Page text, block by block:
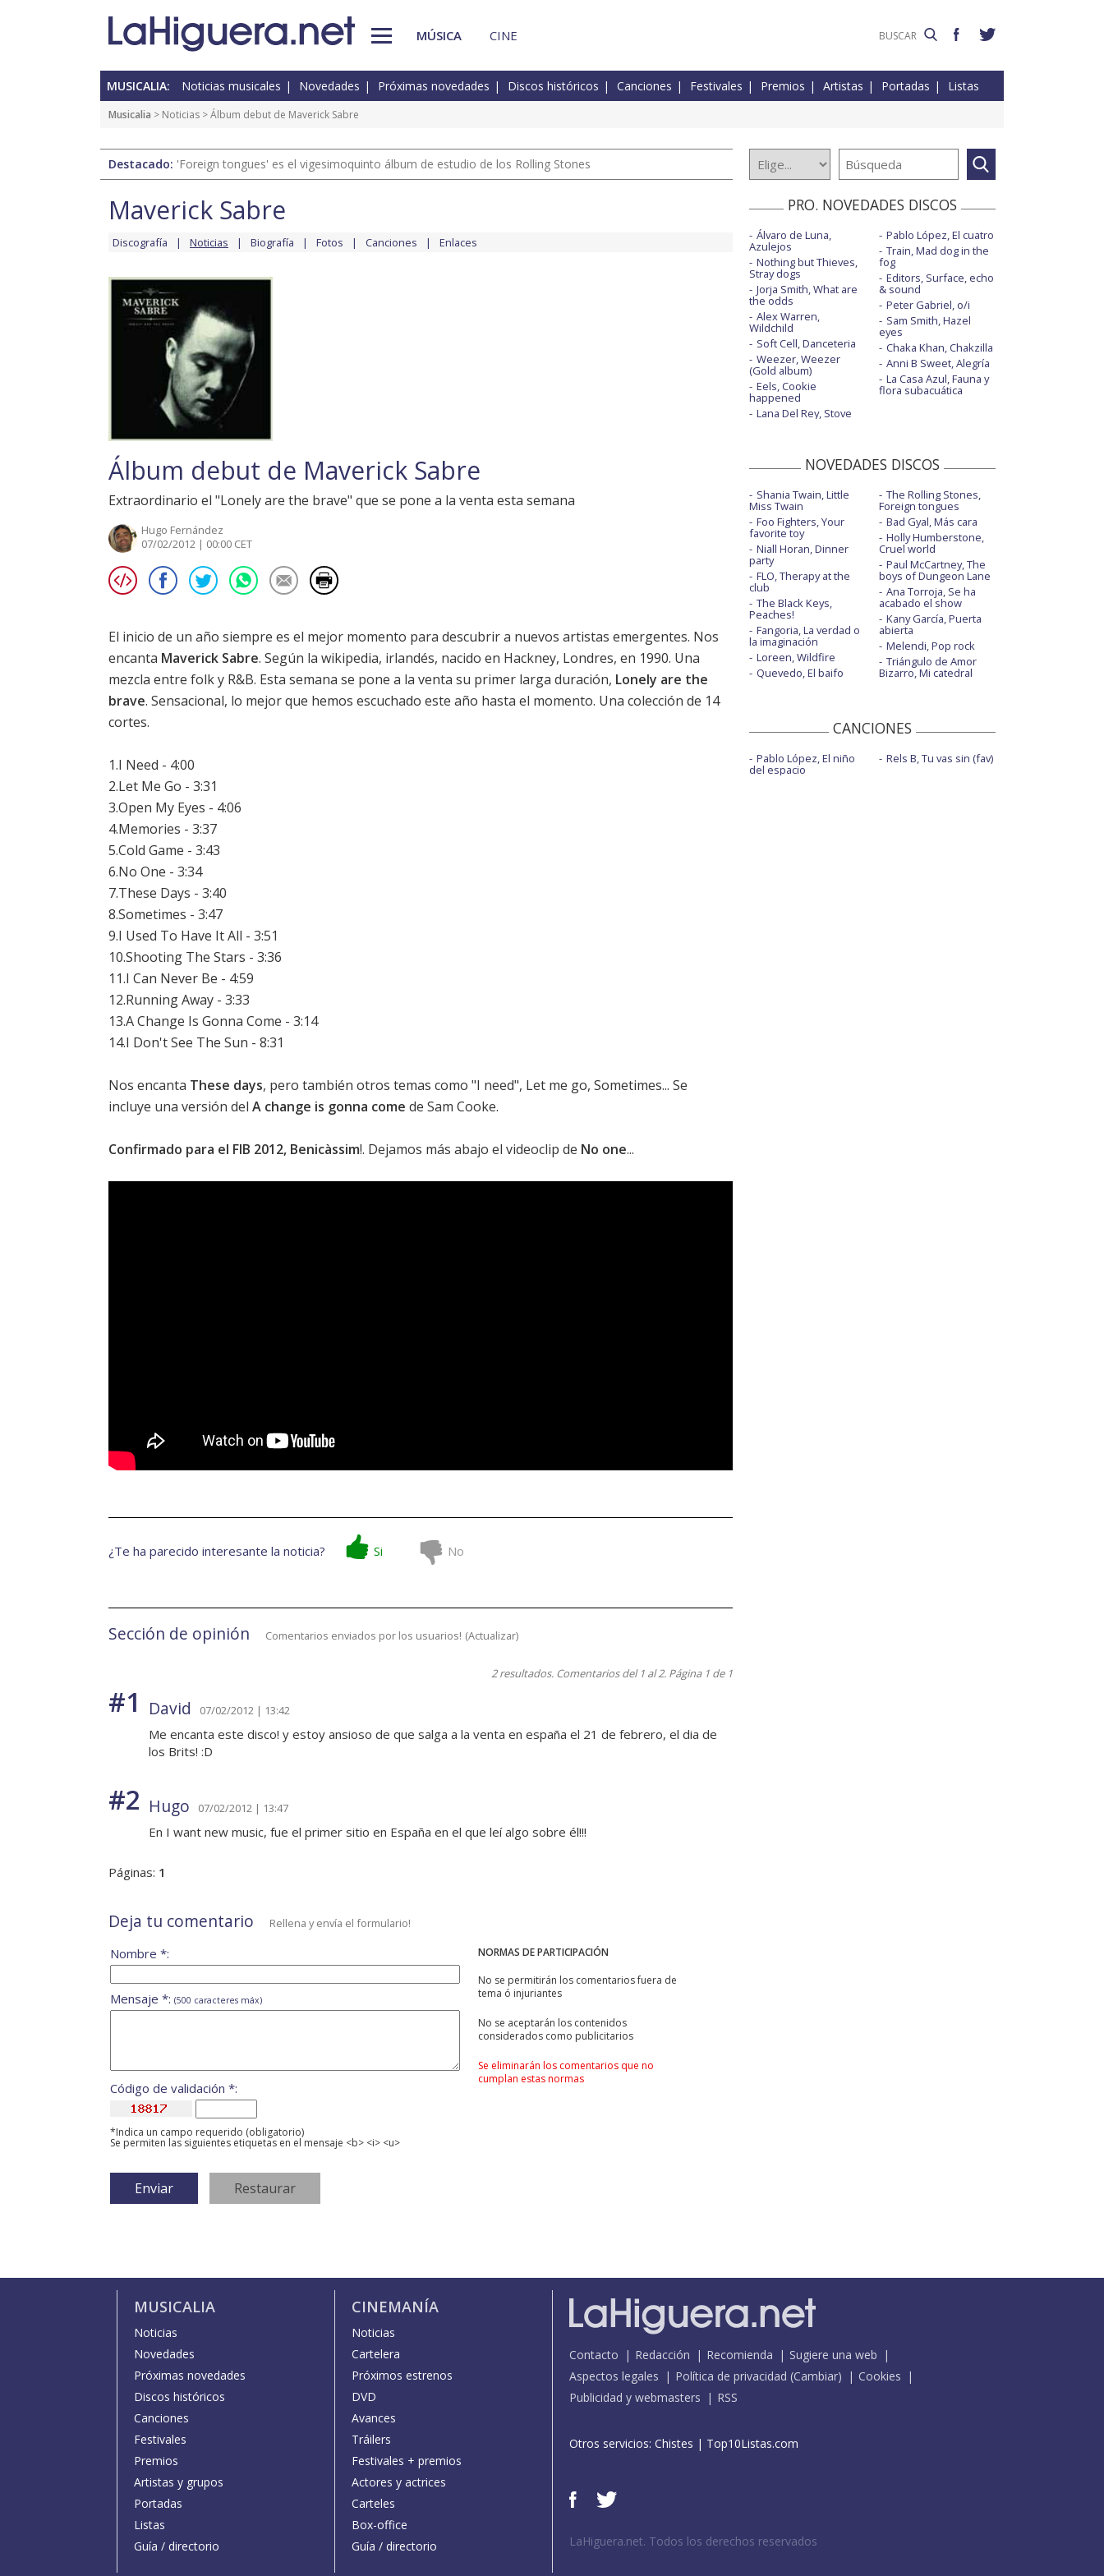
MÚSICA CINE
MUSICALIA: Noticias musicales Novedades Próximas novedades Discos históricos Canciones Festivales Premios Artistas Portadas Listas
Musicalia > Noticias > Álbum debut de Maverick Sabre
Destacado: 'Foreign tongues' es el vigesimoquinto álbum de estudio de los Rolling Stones
Maverick Sabre
Discografía Noticias Biografía Fotos Canciones Enlaces
Álbum debut de Maverick Sabre
Extraordinario el "Lonely are the brave" que se pone a la venta esta semana
Hugo Fernández
07/02/2012 | 00:00 CET
El inicio de un año siempre es el mejor momento para descubrir a nuevos artistas emergentes. Nos
encanta Maverick Sabre. Según la wikipedia, irlandés, nacido en Hackney, Londres, en 1990. Una
mezcla entre folk y R&B. Esta semana se pone a la venta su primer larga duración, Lonely are the
brave. Sensacional, lo mejor que hemos escuchado este año hasta el momento. Una colección de 14
cortes.
1.I Need - 4:00
2.Let Me Go - 3:31
3.Open My Eyes - 4:06
4.Memories - 3:37
5.Cold Game - 3:43
6.No One - 3:34
7.These Days - 3:40
8.Sometimes - 3:47
9.I Used To Have It All - 3:51
10.Shooting The Stars - 3:36
11.I Can Never Be - 4:59
12.Running Away - 3:33
13.A Change Is Gonna Come - 3:14
14.I Don't See The Sun - 8:31
Nos encanta These days, pero también otros temas como "I need", Let me go, Sometimes... Se
incluye una versión del A change is gonna come de Sam Cooke.
Confirmado para el FIB 2012, Benicàssim!. Dejamos más abajo el videoclip de No one...
¿Te ha parecido interesante la noticia? Si No
Sección de opinión Comentarios enviados por los usuarios! (Actualizar)
2 resultados. Comentarios del 1 al 2. Página 1 de 1
#1 David 07/02/2012 | 13:42
Me encanta este disco! y estoy ansioso de que salga a la venta en españa el 21 de febrero, el dia de
los Brits! :D
#2 Hugo 07/02/2012 | 13:47
En I want new music, fue el primer sitio en España en el que leí algo sobre él!!!
Páginas: 1
Deja tu comentario Rellena y envía el formulario!
NORMAS DE PARTICIPACIÓN
No se permitirán los comentarios fuera de
tema ó injuriantes
No se aceptarán los contenidos
considerados como publicitarios
Se eliminarán los comentarios que no
cumplan estas normas
Nombre *:
Mensaje *: (500 caracteres máx)
Código de validación *:
*Indica un campo requerido (obligatorio)
Se permiten las siguientes etiquetas en el mensaje <b> <i> <u>
PRO. NOVEDADES DISCOS
Álvaro de Luna,
Azulejos
Nothing but Thieves,
Stray dogs
Jorja Smith, What are
the odds
Alex Warren,
Wildchild
Soft Cell, Danceteria
Weezer, Weezer
(Gold album)
Eels, Cookie
happened
Lana Del Rey, Stove
Pablo López, El cuatro
Train, Mad dog in the
fog
Editors, Surface, echo
& sound
Peter Gabriel, o/i
Sam Smith, Hazel
eyes
Chaka Khan, Chakzilla
Anni B Sweet, Alegría
La Casa Azul, Fauna y
flora subacuática
NOVEDADES DISCOS
Shania Twain, Little
Miss Twain
Foo Fighters, Your
favorite toy
Niall Horan, Dinner
party
FLO, Therapy at the
club
The Black Keys,
Peaches!
Fangoria, La verdad o
la imaginación
Loreen, Wildfire
Quevedo, El baifo
The Rolling Stones,
Foreign tongues
Bad Gyal, Más cara
Holly Humberstone,
Cruel world
Paul McCartney, The
boys of Dungeon Lane
Ana Torroja, Se ha
acabado el show
Kany García, Puerta
abierta
Melendi, Pop rock
Triángulo de Amor
Bizarro, Mi catedral
CANCIONES
Pablo López, El niño
del espacio
Rels B, Tu vas sin (fav)
MUSICALIA
Noticias
Novedades
Próximas novedades
Discos históricos
Canciones
Festivales
Premios
Artistas y grupos
Portadas
Listas
Guía / directorio
CINEMANÍA
Noticias
Cartelera
Próximos estrenos
DVD
Avances
Tráilers
Festivales + premios
Actores y actrices
Carteles
Box-office
Guía / directorio
Contacto Redacción Recomienda
Sugiere una web
Aspectos legales
Política de privacidad (Cambiar)
Cookies
Publicidad y webmasters
RSS
Otros servicios: Chistes | Top10Listas.com
LaHiguera.net. Todos los derechos reservados